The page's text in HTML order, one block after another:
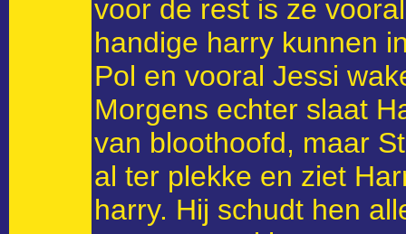
voor de rest is ze
handige harry kunnen
Pol en vooral Jessi
Morgens echter slaat
van bloothoofd, maar
al ter plekke en ziet
harry. Hij schudt hen